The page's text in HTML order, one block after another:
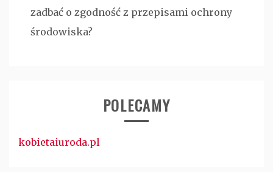
zadbać o zgodność z przepisami ochrony
środowiska?
POLECAMY
kobietaiuroda.pl